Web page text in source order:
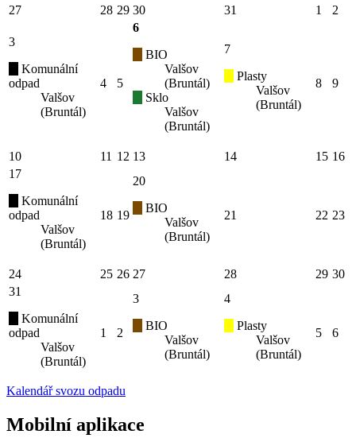
27
28 29 30 31 1 2
3
Komunální
odpad
Valšov
(Bruntál)
4 5
6
BIO
Valšov
(Bruntál)
Sklo
Valšov
(Bruntál)
7
Plasty
Valšov
(Bruntál)
8 9
10 11 12 13 14 15 16
17
Komunální
odpad
Valšov
(Bruntál)
18 19
20
BIO
Valšov
(Bruntál)
21 22 23
24 25 26 27 28 29 30
31
Komunální
odpad
Valšov
(Bruntál)
1 2
3
BIO
Valšov
(Bruntál)
4
Plasty
Valšov
(Bruntál)
5 6
Kalendář svozu odpadu
Mobilní aplikace